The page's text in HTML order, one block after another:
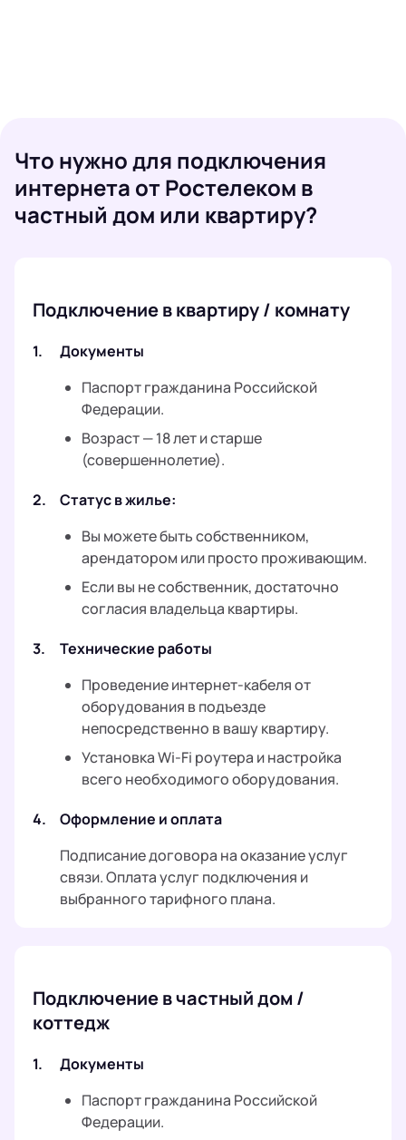
Что нужно для подключения
интернета от Ростелеком в
частный дом или квартиру?
Подключение в квартиру / комнату
1.
Документы
Паспорт гражданина Российской
Федерации.
Возраст — 18 лет и старше
(совершеннолетие).
2.
Статус в жилье:
Вы можете быть собственником,
арендатором или просто проживающим.
Если вы не собственник, достаточно
согласия владельца квартиры.
3.
Технические работы
Проведение интернет-кабеля от
оборудования в подъезде
непосредственно в вашу квартиру.
Установка Wi-Fi роутера и настройка
всего необходимого оборудования.
4.
Оформление и оплата
Подписание договора на оказание услуг
связи. Оплата услуг подключения и
выбранного тарифного плана.
Подключение в частный дом /
коттедж
1.
Документы
Паспорт гражданина Российской
Федерации.